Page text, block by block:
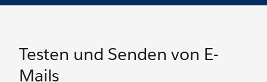
Testen und Senden von E-
Mails